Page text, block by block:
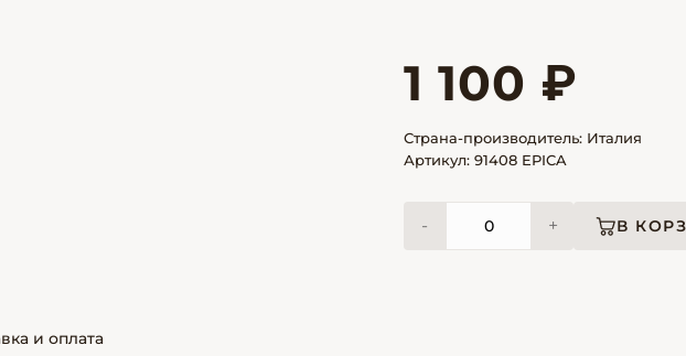
1 100 ₽
Страна-производитель: Италия
Артикул: 91408 EPICA
- + В
и оплата